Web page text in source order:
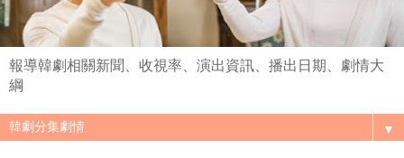
報導韓劇相關新聞、收視率、演出資訊、播出日期、劇情大
綱
▼